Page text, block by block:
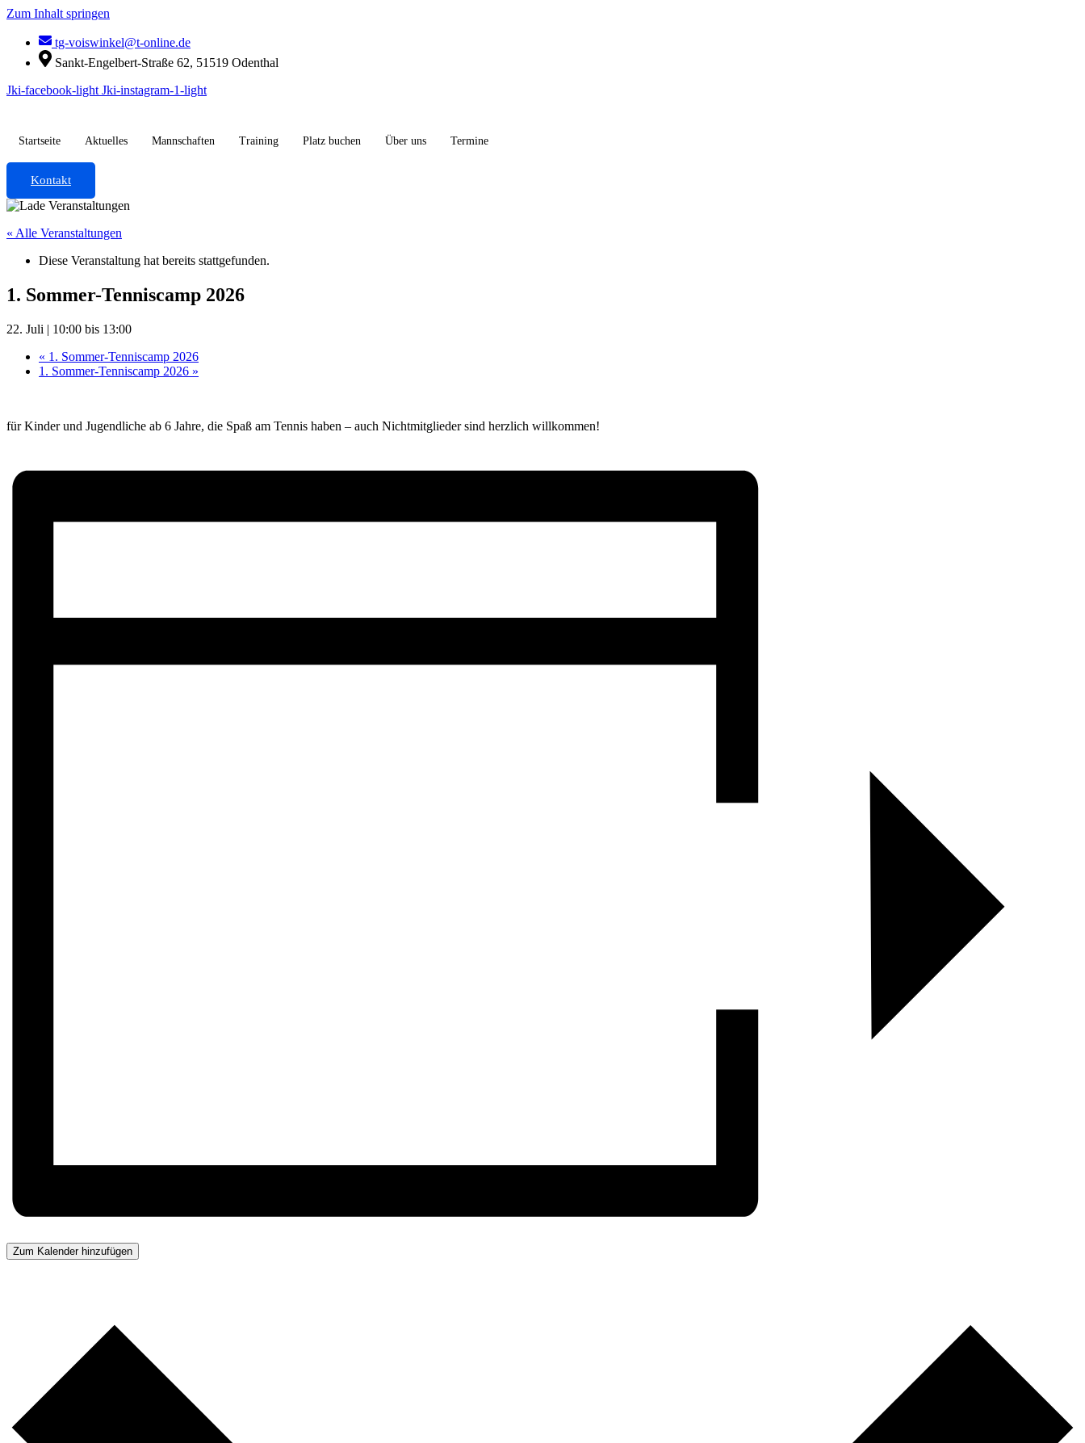
Zum Inhalt springen
tg-voiswinkel@t-online.de
Sankt-Engelbert-Straße 62, 51519 Odenthal
Jki-facebook-light Jki-instagram-1-light
Startseite Aktuelles Mannschaften Training Platz buchen Über uns Termine
Kontakt
« Alle Veranstaltungen
Diese Veranstaltung hat bereits stattgefunden.
1. Sommer-Tenniscamp 2026
22. Juli | 10:00 bis 13:00
« 1. Sommer-Tenniscamp 2026
1. Sommer-Tenniscamp 2026 »
für Kinder und Jugendliche ab 6 Jahre, die Spaß am Tennis haben – auch Nichtmitglieder sind herzlich willkommen!
Zum Kalender hinzufügen